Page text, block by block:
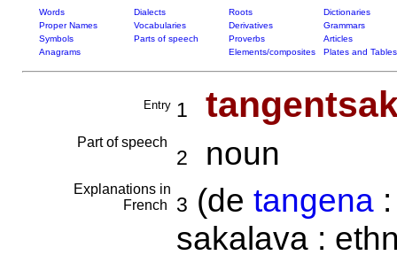
Words Dialects Roots
Dictionaries
Proper Names
Vocabularies Derivatives
Grammars
Symbols
Parts of speech Proverbs
Articles
Anagrams
Elements/composites Plates and Tables
Entry 1
Part of speech
2 noun
Explanations in
French
3 (de tangena:
sakalava :